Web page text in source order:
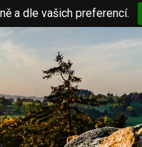
a dle vašich preferencí.